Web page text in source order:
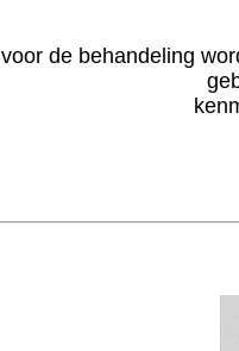
de behandeling